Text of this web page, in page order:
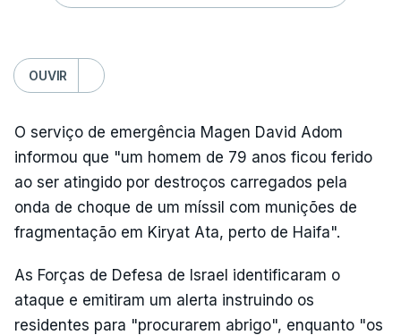
OUVIR
O serviço de emergência Magen David Adom
informou que "um homem de 79 anos ficou ferido
ao ser atingido por destroços carregados pela
onda de choque de um míssil com munições de
fragmentação em Kiryat Ata, perto de Haifa".
As Forças de Defesa de Israel identificaram o
ataque e emitiram um alerta instruindo os
residentes para "procurarem abrigo", enquanto "os